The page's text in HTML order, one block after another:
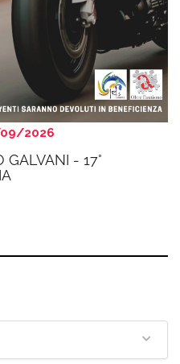
2026
GALVANI - 17°